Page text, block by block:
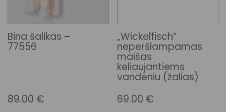
Bina šalikas –
77556
89.00 €
„Wickelfisch“
neperšlampamas
maišas
keliaujantiems
vandeniu (žalias)
69.00 €